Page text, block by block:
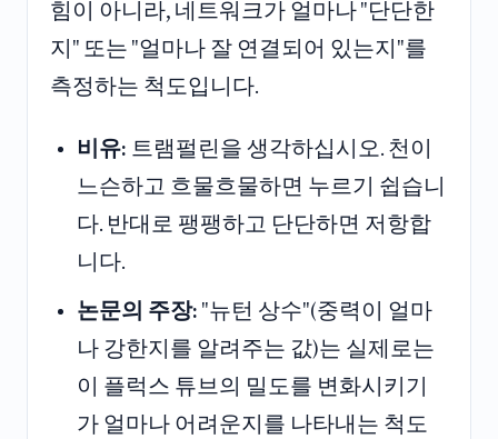
힘이 아니라, 네트워크가 얼마나 "단단한
지" 또는 "얼마나 잘 연결되어 있는지"를
측정하는 척도입니다.
비유: 트램펄린을 생각하십시오. 천이
느슨하고 흐물흐물하면 누르기 쉽습니
다. 반대로 팽팽하고 단단하면 저항합
니다.
논문의 주장: "뉴턴 상수"(중력이 얼마
나 강한지를 알려주는 값)는 실제로는
이 플럭스 튜브의 밀도를 변화시키기
가 얼마나 어려운지를 나타내는 척도